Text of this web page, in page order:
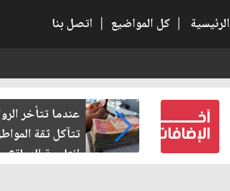
الرئيسية | كل المواضيع | اتصل بنا
كيف
وتتراجع
صمت الطريق